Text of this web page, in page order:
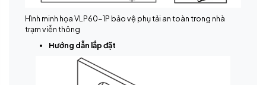
Hình minh họa VLP60-1P bảo vệ phụ tải an toàn trong nhà
trạm viễn thông
Hướng dẫn lắp đặt